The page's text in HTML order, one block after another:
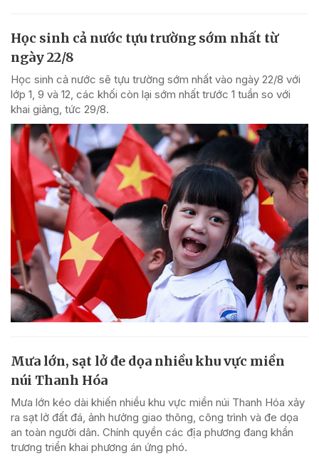
Học sinh cả nước tựu trường sớm nhất từ
ngày 22/8
Học sinh cả nước sẽ tựu trường sớm nhất vào ngày 22/8 với
lớp 1, 9 và 12, các khối còn lại sớm nhất trước 1 tuần so với
khai giảng, tức 29/8.
Mưa lớn, sạt lở đe dọa nhiều khu vực miền
núi Thanh Hóa
Mưa lớn kéo dài khiến nhiều khu vực miền núi Thanh Hóa xảy
ra sạt lở đất đá, ảnh hưởng giao thông, công trình và đe dọa
an toàn người dân. Chính quyền các địa phương đang khẩn
trương triển khai phương án ứng phó.